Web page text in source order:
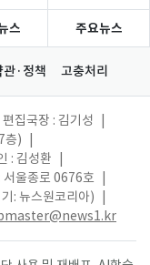
스 주요뉴스
관·정책 고충처리
편집국장 : 김기성
층)
: 김성환
서울종로 0676호
: 뉴스원코리아)